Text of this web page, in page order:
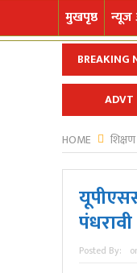
मुखपृष्ठ
BREAKING
कर्जमाफीची घोषणा; २
ADVT
आहे.अधोरेखित च्या
HOME शिक्षण
पंधरावी
Posted By: